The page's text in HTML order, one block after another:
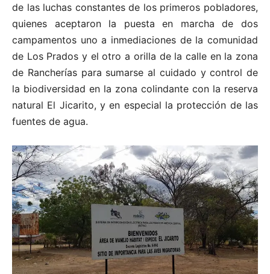
de las luchas constantes de los primeros pobladores,
quienes aceptaron la puesta en marcha de dos
campamentos uno a inmediaciones de la comunidad
de Los Prados y el otro a orilla de la calle en la zona
de Rancherías para sumarse al cuidado y control de
la biodiversidad en la zona colindante con la reserva
natural El Jicarito, y en especial la protección de las
fuentes de agua.